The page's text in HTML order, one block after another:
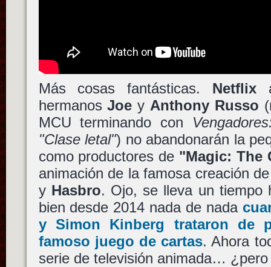
Más cosas fantásticas. Netflix
hermanosJoe y Anthony Russo
MCU terminando con
"Clase letal") no abandonarán la
como productores de "Magic: The
animación de la famosa creación
y Hasbro. Ojo, se lleva un tiempo
bien desde 2014 nada de nada
y Simon Kinberg trataron de
famoso juego de cartas. Ahora
serie de televisión animada… ¿pero